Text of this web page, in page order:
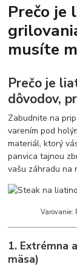
Prečo je
musíte
Prečo je
dôvodov,
Zabudnite na
varením pod
materiál, ktorý
panvica tajnou
vašu záhradu na
Varovanie:
1. Extrémna
mäsa)